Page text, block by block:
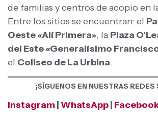
de familias y centros de acopio en
Entre los sitios se encuentran: el
Oeste «Alí Primera», la Plaza
del Este «Generalísimo
el Coliseo de La Urbina.
¡SÍGUENOS EN NUESTRAS
Instagram WhatsApp